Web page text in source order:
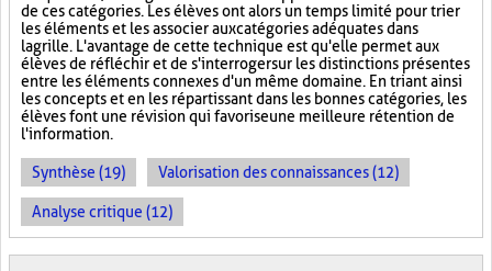
de ces catégories. Les élèves ont alors un temps limité pour trier
les éléments et les associer aux catégories adéquates dans
la grille. L'avantage de cette technique est qu'elle permet aux
élèves de réfléchir et de s'interroger sur les distinctions présentes
entre les éléments connexes d'un même domaine. En triant ainsi
les concepts et en les répartissant dans les bonnes catégories, les
élèves font une révision qui favorise une meilleure rétention de
l'information.
Synthèse (19) Valorisation des connaissances (12)
Analyse critique (12)